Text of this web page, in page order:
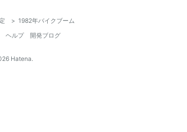
> 1982年バイクブーム
ヘルプ
開発ブログ
Hatena.